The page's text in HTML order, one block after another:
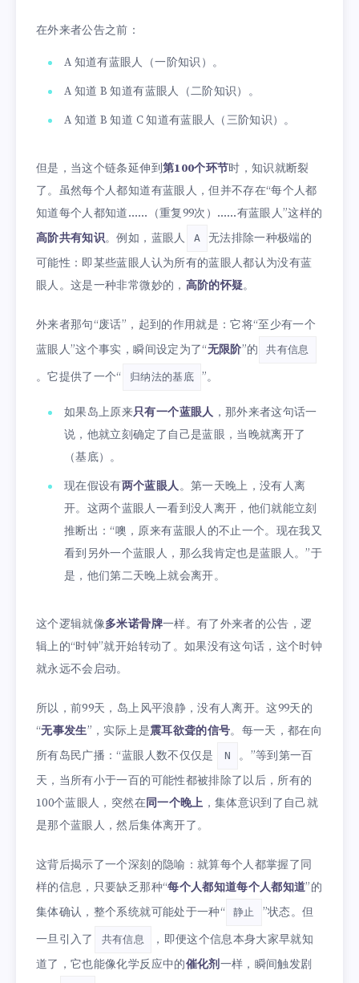
在外来者公告之前：
A 知道有蓝眼人（一阶知识）。
A 知道 B 知道有蓝眼人（二阶知识）。
A 知道 B 知道 C 知道有蓝眼人（三阶知识）。
但是，当这个链条延伸到第100个环节时，知识就断裂
了。虽然每个人都知道有蓝眼人，但并不存在“每个人都
知道每个人都知道……（重复99次）……有蓝眼人”这样的
高阶共有知识。例如，蓝眼人 A
无法排除一种极端的
可能性：即某些蓝眼人认为所有的蓝眼人都认为没有蓝
眼人。这是一种非常微妙的， 高阶的怀疑。
外来者那句“废话”，起到的作用就是：它将“至少有一个
蓝眼人”这个事实，瞬间设定为了“无限阶”的 共有信息
。它提供了一个“ 归纳法的基底 ”。
如果岛上原来只有一个蓝眼人 ，那外来者这句话一
说，他就立刻确定了自己是蓝眼，当晚就离开了
（基底）。
现在假设有两个蓝眼人。第一天晚上，没有人离
开。这两个蓝眼人一看到没人离开，他们就能立刻
推断出：“噢，原来有蓝眼人的不止一个。现在我又
看到另外一个蓝眼人，那么我肯定也是蓝眼人。”于
是，他们第二天晚上就会离开。
这个逻辑就像多米诺骨牌一样。有了外来者的公告，逻
辑上的“时钟”就开始转动了。如果没有这句话，这个时钟
就永远不会启动。
所以，前99天，岛上风平浪静，没有人离开。这99天的
“无事发生”，实际上是震耳欲聋的信号。每一天，都在向
所有岛民广播：“蓝眼人数不仅仅是
N
。”等到第一百
天，当所有小于一百的可能性都被排除了以后，所有的
100个蓝眼人，突然在同一个晚上 ，集体意识到了自己就
是那个蓝眼人，然后集体离开了。
这背后揭示了一个深刻的隐喻：就算每个人都掌握了同
样的信息，只要缺乏那种“每个人都知道每个人都知道”的
集体确认，整个系统就可能处于一种“
静止
”状态。但
一旦引入了
共有信息
，即便这个信息本身大家早就知
道了，它也能像化学反应中的催化剂 一样，瞬间触发剧